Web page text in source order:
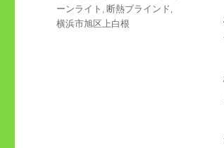
ー
グ
ーンライト ,断熱ブラインド
横浜市旭区上白根